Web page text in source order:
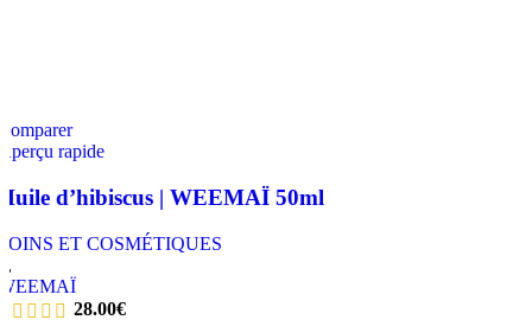
rapide
d’hibiscus | WEEMAÏ 50ml
ET COSMÉTIQUES
,
28.00€